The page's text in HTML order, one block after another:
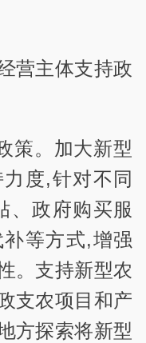
营主体支持政
策。加大新型
度,针对不同
、政府购买服
等方式,增强
。支持新型农
支农项目和产
方探索将新型